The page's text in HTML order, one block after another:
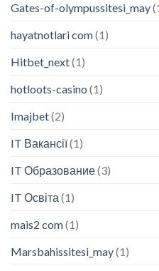
Gates-of-olympussitesi_may
hayatnotlari com(1)
Hitbet_next(1)
hotloots-casino (1)
Imajbet(2)
IT Вакансії(1)
IT Образование(3)
IT Освіта (1)
mais2 com(1)
Marsbahissitesi_may(1)